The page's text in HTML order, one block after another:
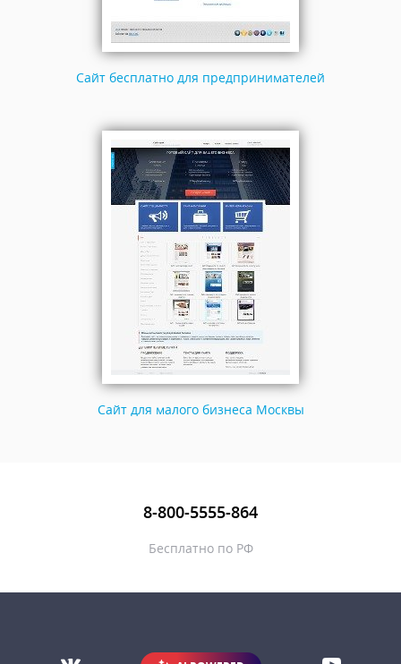
Сайт бесплатно для предпринимателей
Сайт для малого бизнеса Москвы
8-800-5555-864
Бесплатно по РФ